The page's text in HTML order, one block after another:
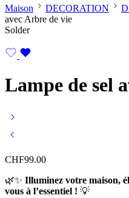
Maison DECORATION
avec Arbre de vie
Solder
Lampe de sel
CHF99.00
🌿✨ Illuminez votre maison,
vous à l’essentiel ! 💡